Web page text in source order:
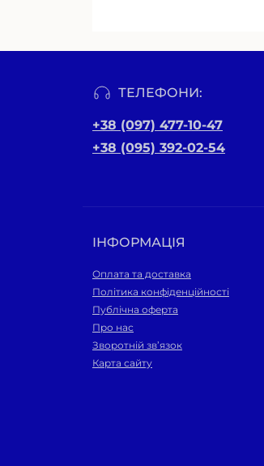
ТЕЛЕФОНИ:
+38 (097) 477-10-47
+38 (095) 392-02-54
ІНФОРМАЦІЯ
Оплата та доставка
Політика конфіденційності
Публічна оферта
Про нас
Зворотній зв’язок
Карта сайту